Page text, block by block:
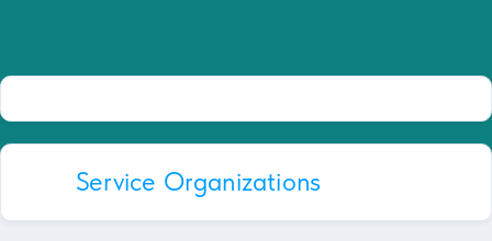
Service Organizations